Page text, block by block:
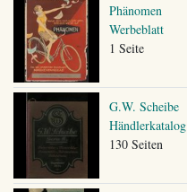
Phänomen
Werbeblatt
1 Seite
G.W. Scheibe
Händlerkatalog
130 Seiten